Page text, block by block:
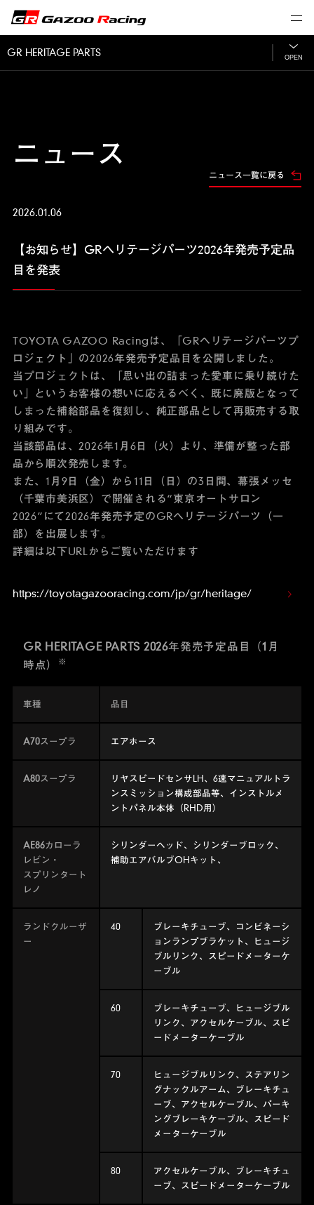
GR HERITAGE PARTS OPEN
ニュース
ニュース一覧に戻る
2026.01.06
【お知らせ】GRヘリテージパーツ2026年発売予定品
目を発表
TOYOTA GAZOO Racingは、「GRヘリテージパーツプ
ロジェクト」の2026年発売予定品目を公開しました。
当プロジェクトは、「思い出の詰まった愛車に乗り続けた
い」というお客様の想いに応えるべく、既に廃版となって
しまった補給部品を復刻し、純正部品として再販売する取
り組みです。
当該部品は、2026年1月6日（火）より、準備が整った部
品から順次発売します。
また、1月9日（金）から11日（日）の3日間、幕張メッセ
（千葉市美浜区）で開催される“東京オートサロン
2026”にて2026年発売予定のGRヘリテージパーツ（一
部）を出展します。
詳細は以下URLからご覧いただけます
https://toyotagazooracing.com/jp/gr/heritage/
GR HERITAGE PARTS 2026年発売予定品目（1月
時点）
※
車種 品目
A70スープラ エアホース
A80スープラ
リヤスピードセンサLH、6速マニュアルトラ
ンスミッション構成部品等、インストルメ
ントパネル本体（RHD用）
AE86カローラ
レビン・
スプリンタート
レノ
シリンダーヘッド、シリンダーブロック、
補助エアバルブOHキット、
ランドクルーザ
ー
40
ブレーキチューブ、コンビネーシ
ョンランプブラケット、ヒュージ
ブルリンク、スピードメーターケ
ーブル
60
ブレーキチューブ、ヒュージブル
リンク、アクセルケーブル、スピ
ードメーターケーブル
70
ヒュージブルリンク、ステアリン
グナックルアーム、ブレーキチュ
ーブ、アクセルケーブル、パーキ
ングブレーキケーブル、スピード
メーターケーブル
80
アクセルケーブル、ブレーキチュ
ーブ、スピードメーターケーブル